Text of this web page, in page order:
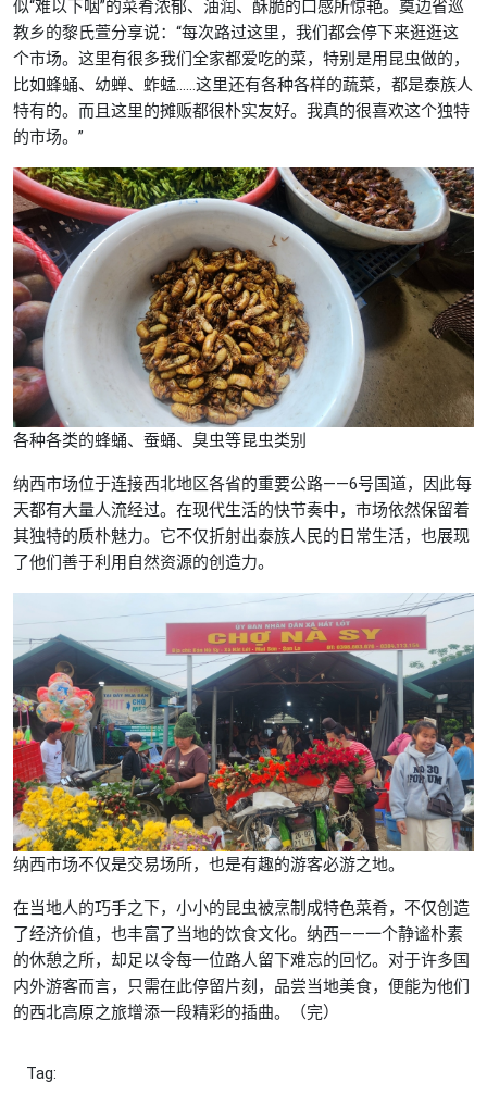
似“难以下咽”的菜肴浓郁、油润、酥脆的口感所惊艳。奠边省巡
教乡的黎氏萱分享说：“每次路过这里，我们都会停下来逛逛这
个市场。这里有很多我们全家都爱吃的菜，特别是用昆虫做的，
比如蜂蛹、幼蝉、蚱蜢……这里还有各种各样的蔬菜，都是泰族人
特有的。而且这里的摊贩都很朴实友好。我真的很喜欢这个独特
的市场。”
各种各类的蜂蛹、蚕蛹、臭虫等昆虫类别
纳西市场位于连接西北地区各省的重要公路——6号国道，因此每
天都有大量人流经过。在现代生活的快节奏中，市场依然保留着
其独特的质朴魅力。它不仅折射出泰族人民的日常生活，也展现
了他们善于利用自然资源的创造力。
纳西市场不仅是交易场所，也是有趣的游客必游之地。
在当地人的巧手之下，小小的昆虫被烹制成特色菜肴，不仅创造
了经济价值，也丰富了当地的饮食文化。纳西——一个静谧朴素
的休憩之所，却足以令每一位路人留下难忘的回忆。对于许多国
内外游客而言，只需在此停留片刻，品尝当地美食，便能为他们
的西北高原之旅增添一段精彩的插曲。（完）
Tag: